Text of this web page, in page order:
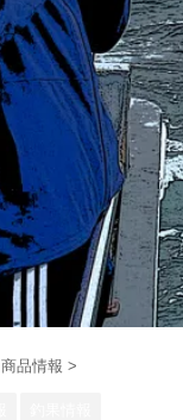
商品情報 >